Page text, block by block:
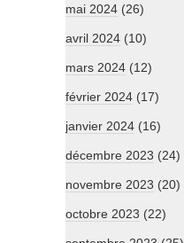
mai 2024 (26)
avril 2024 (10)
mars 2024 (12)
février 2024 (17)
janvier 2024 (16)
décembre 2023 (24)
novembre 2023 (20)
octobre 2023 (22)